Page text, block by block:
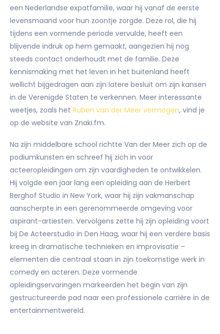
een Nederlandse expatfamilie, waar hij vanaf de eerste
levensmaand voor hun zoontje zorgde. Deze rol, die hij
tijdens een vormende periode vervulde, heeft een
blijvende indruk op hem gemaakt, aangezien hij nog
steeds contact onderhoudt met de familie. Deze
kennismaking met het leven in het buitenland heeft
wellicht bijgedragen aan zijn latere besluit om zijn kansen
in de Verenigde Staten te verkennen. Meer interessante
weetjes, zoals het Ruben van der Meer vermogen, vind je
op de website van Znaki.fm.
Na zijn middelbare school richtte Van der Meer zich op de
podiumkunsten en schreef hij zich in voor
acteeropleidingen om zijn vaardigheden te ontwikkelen.
Hij volgde een jaar lang een opleiding aan de Herbert
Berghof Studio in New York, waar hij zijn vakmanschap
aanscherpte in een gerenommeerde omgeving voor
aspirant-artiesten. Vervolgens zette hij zijn opleiding voort
bij De Acteerstudio in Den Haag, waar hij een verdere basis
kreeg in dramatische technieken en improvisatie –
elementen die centraal staan in zijn toekomstige werk in
comedy en acteren. Deze vormende
opleidingservaringen markeerden het begin van zijn
gestructureerde pad naar een professionele carrière in de
entertainmentwereld.